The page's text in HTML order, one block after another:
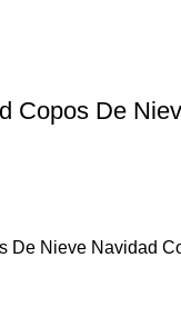
Copos De
De Nieve Navidad